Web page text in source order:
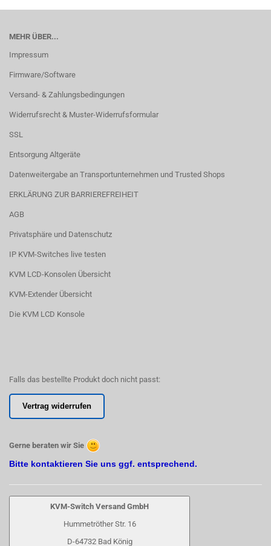
MEHR ÜBER...
Impressum
Firmware/Software
Versand- & Zahlungsbedingungen
Widerrufsrecht & Muster-Widerrufsformular
SSL
Entsorgung Altgeräte
Datenweitergabe an Transportunternehmen und Trusted Shops
ERKLÄRUNG ZUR BARRIEREFREIHEIT
AGB
Privatsphäre und Datenschutz
IP KVM-Switches live testen
KVM LCD-Konsolen Übersicht
KVM-Extender Übersicht
Die KVM LCD Konsole
Falls das bestellte Produkt doch nicht passt:
Vertrag widerrufen
Gerne beraten wir Sie
Bitte kontaktieren Sie uns ggf. entsprechend.
KVM-Switch Versand GmbH
Hummetröther Str. 16
D-64732 Bad König